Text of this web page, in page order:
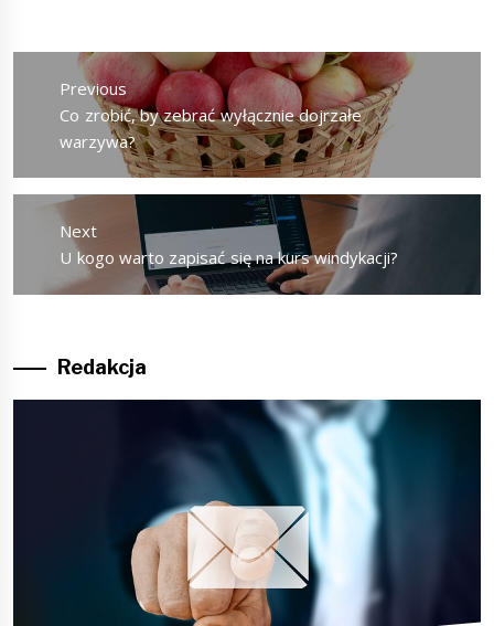
Nawigacja
wpisuPrevious
Previous
post:
Co zrobić, by zebrać wyłącznie dojrzałe
warzywa?
Next
Next
post:
U kogo warto zapisać się na kurs windykacji?
Redakcja